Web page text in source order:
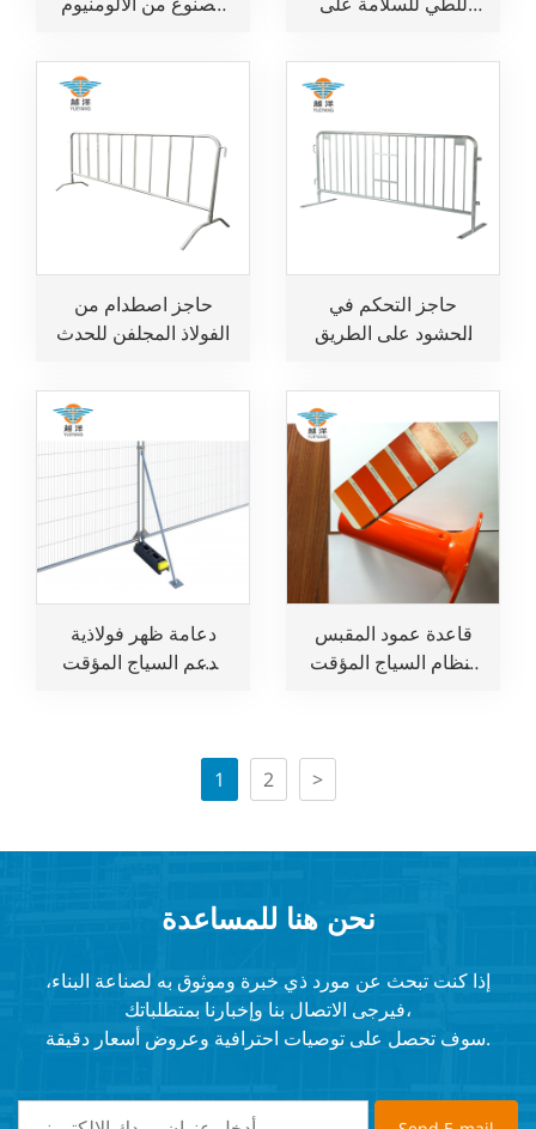
ودرابزين
حاجز اصطدام من
الفولاذ المجلفن للحدث
حاجز التحكم في
الحشود على الطريق
للحفلات الموسيقية
دعامة ظهر فولاذية
لدعم السياج المؤقت
قاعدة عمود المقبس
لنظام السياج المؤقت
1 2 >
نحن هنا للمساعدة
إذا كنت تبحث عن مورد ذي خبرة وموثوق به لصناعة البناء،
فيرجى الاتصال بنا وإخبارنا بمتطلباتك،
سوف تحصل على توصيات احترافية وعروض أسعار دقيقة.